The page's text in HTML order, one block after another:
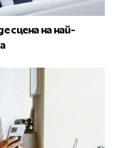
сцена на най-